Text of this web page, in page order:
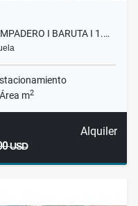
I BARUTA I 1.…
Área m2
Alquiler
USD